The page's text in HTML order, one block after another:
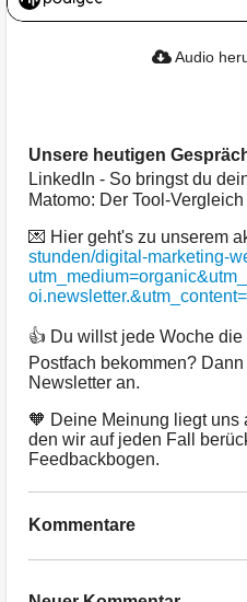
Audio
Unsere heutigen
LinkedIn - So bringst du
Matomo: Der Tool-Vergleich
💌 Hier geht's zu unserem
stunden/digital-marketing-
👍 Du willst jede Woche
Postfach bekommen?
Newsletter an.
🧡 Deine Meinung liegt uns
den wir auf jeden Fall
Feedbackbogen.
Kommentare